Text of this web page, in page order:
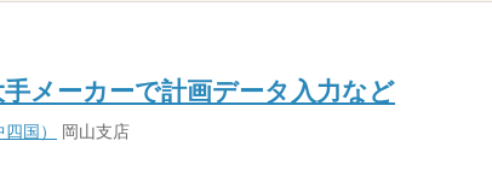
メーカーで計画データ入力など
国） 岡山支店